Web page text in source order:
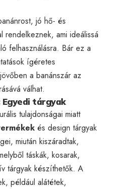
jó hő- és
rendelkeznek, ami ideálissá
felhasználásra. Bár ez a
ígéretes
a banánszár az
válhat.
Egyedi tárgyak
tulajdonságai miatt
és design tárgyak
miután kiszáradtak,
táskák, kosarak,
tárgyak készíthetők. A
például alátétek,